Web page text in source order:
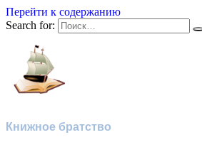
Перейти к содержанию
Search for:
Книжное братство